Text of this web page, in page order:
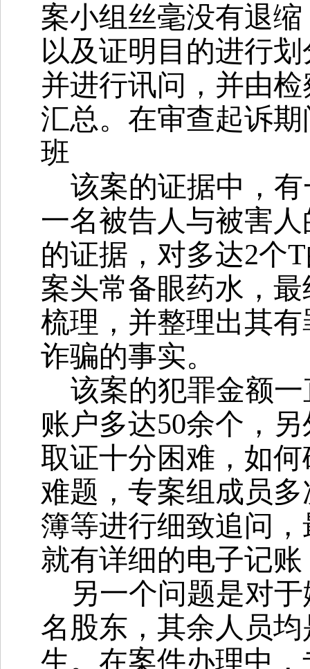
案小组丝毫没有退
以及证明目的进行
并进行讯问，并由
汇总。在审查起诉
班
该案的证据中，
一名被告人与被害
的证据，对多达2个
案头常备眼药水，
梳理，并整理出其
诈骗的事实。
该案的犯罪金额
账户多达50余个，
取证十分困难，如
难题，专案组成员
簿等进行细致追问
就有详细的电子记
另一个问题是对
名股东，其余人员
生。在案件办理中